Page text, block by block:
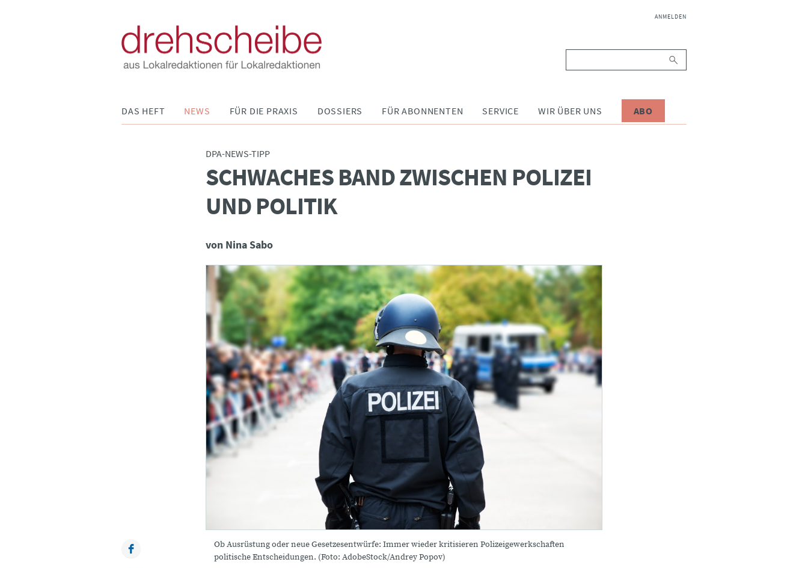
NAVIGATION
ANMELDEN
DAS HEFT NEWS FÜR DIE PRAXIS DOSSIERS FÜR ABONNENTEN SERVICE WIR ÜBER UNS ABO
DPA-NEWS-TIPP
:SCHWACHES BAND ZWISCHEN POLIZEI
UND POLITIK
von Nina Sabo
Ob Ausrüstung oder neue Gesetzesentwürfe: Immer wieder kritisieren Polizeigewerkschaften
politische Entscheidungen. (Foto: AdobeStock/Andrey Popov)